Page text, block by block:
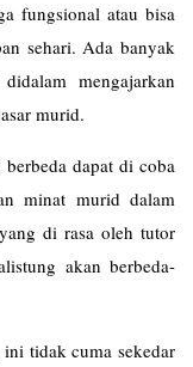
fungsional atau bisa
sehari. Ada banyak
mengajarkan
murid.
dapat di coba
minat murid dalam
di rasa oleh tutor
akan berbeda-
ini tidak cuma sekedar